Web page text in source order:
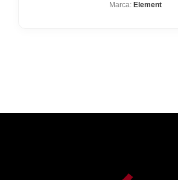
Marca: Element